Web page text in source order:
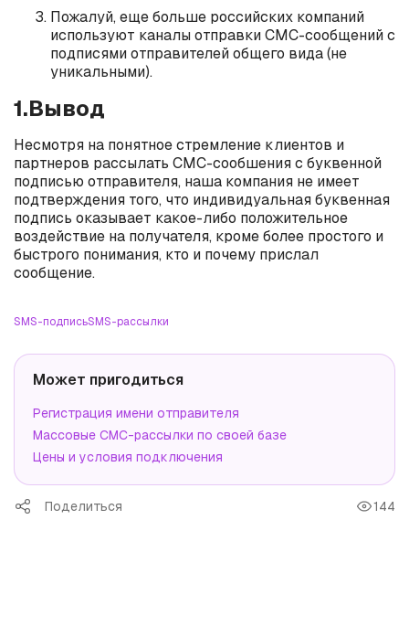
Пожалуй, еще больше российских компаний
используют каналы отправки СМС-сообщений с
подписями отправителей общего вида (не
уникальными).
1.Вывод
Несмотря на понятное стремление клиентов и
партнеров рассылать СМС-сообшения с буквенной
подписью отправителя, наша компания не имеет
подтверждения того, что индивидуальная буквенная
подпись оказывает какое-либо положительное
воздействие на получателя, кроме более простого и
быстрого понимания, кто и почему прислал
сообщение.
SMS-подписьSMS-рассылки
Может пригодиться
Регистрация имени отправителя
Массовые СМС-рассылки по своей базе
Цены и условия подключения
Поделиться 144